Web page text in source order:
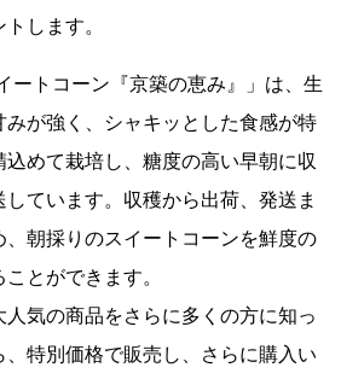
します。
トコーン『京築の恵み』」は、生
が強く、シャキッとした食感が特
めて栽培し、糖度の高い早朝に収
ています。収穫から出荷、発送ま
朝採りのスイートコーンを鮮度の
とができます。
気の商品をさらに多くの方に知っ
特別価格で販売し、さらに購入い